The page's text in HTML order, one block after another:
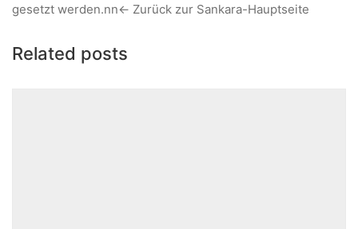
gesetzt werden.nn<- Zurück zur Sankara-Hauptseite
Related posts